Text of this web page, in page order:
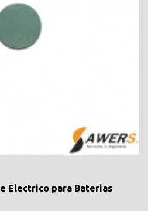
Electrico para Baterias